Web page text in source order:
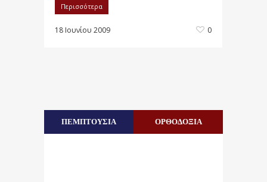
Περισσότερα
18 Ιουνίου 2009 0
ΠΕΜΠΤΟΥΣΙΑ ΟΡΘΟΔΟΞΙΑ